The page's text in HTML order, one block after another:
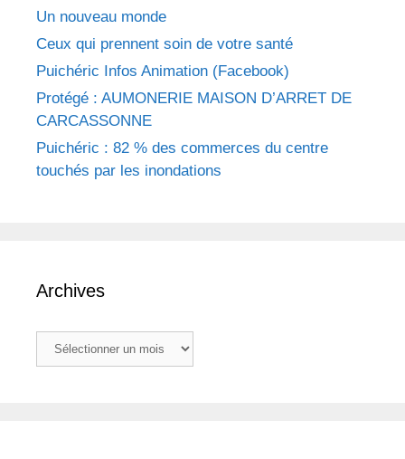
Un nouveau monde
Ceux qui prennent soin de votre santé
Puichéric Infos Animation (Facebook)
Protégé : AUMONERIE MAISON D’ARRET DE
CARCASSONNE
Puichéric : 82 % des commerces du centre
touchés par les inondations
Archives
Archives